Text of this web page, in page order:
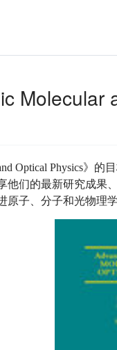
Molecular
and Optical Physics
他们的最新研究成果
原子、分子和光物理